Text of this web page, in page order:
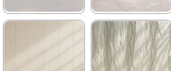
★ ★ ★ ★ ★
1.129,90 ₺
1.929,90 ₺